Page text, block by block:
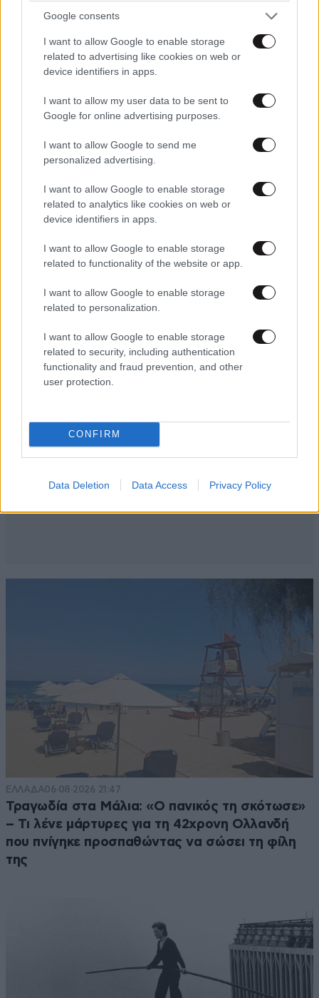
Google consents
I want to allow Google to enable storage
related to advertising like cookies on web or
device identifiers in apps.
I want to allow my user data to be sent to
Google for online advertising purposes.
I want to allow Google to send me
personalized advertising.
I want to allow Google to enable storage
related to analytics like cookies on web or
device identifiers in apps.
I want to allow Google to enable storage
related to functionality of the website or app.
I want to allow Google to enable storage
related to personalization.
I want to allow Google to enable storage
related to security, including authentication
functionality and fraud prevention, and other
user protection.
CONFIRM
Data Deletion Data Access Privacy Policy
Αθηνά Οικονομάκου από τα Μπόρα Μπόρα:
«Έσκασε τώρα όλη η κούραση» – Το απρόοπτο
πρόβλημα υγείας
ΕΛΛΑΔΑ06·08·2026 21:47
Τραγωδία στα Μάλια: «Ο πανικός τη σκότωσε»
– Τι λένε μάρτυρες για τη 42χρονη Ολλανδή
που πνίγηκε προσπαθώντας να σώσει τη φίλη
της